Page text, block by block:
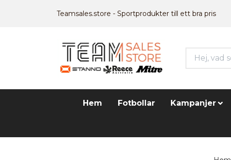
Teamsales.store - Sportprodukter till ett bra pris
Hem Fotbollar Kampanjer